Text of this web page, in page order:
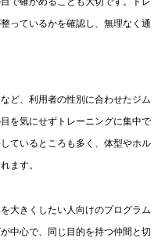
っているかを確認し、無理なく通
ど、利用者の性別に合わせたジム
を気にせずトレーニングに集中で
ているところも多く、体型やホル
ます。
大きくしたい人向けのプログラム
中心で、同じ目的を持つ仲間と切